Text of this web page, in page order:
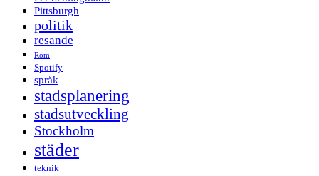
Pittsburgh
politik
resande
Rom
Spotify
språk
stadsplanering
stadsutveckling
Stockholm
städer
teknik